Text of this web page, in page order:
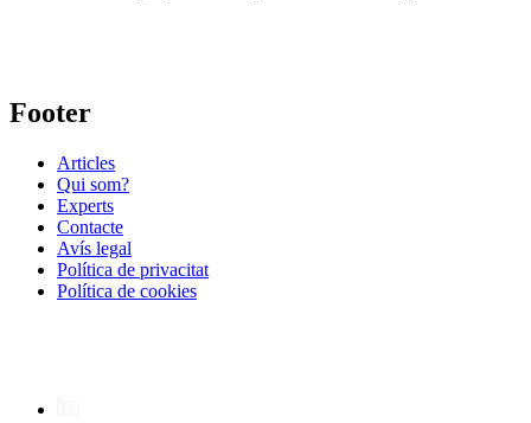
Footer
Articles
Qui som?
Experts
Contacte
Avís legal
Política de privacitat
Política de cookies